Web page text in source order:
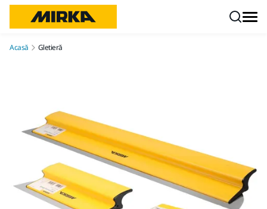
Acasă Gletieră